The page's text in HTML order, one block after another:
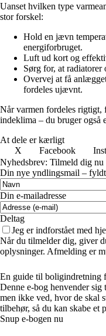
Uanset hvilken type
stor forskel:
Hold en jævn
energiforbruget.
Luft ud kort og
Sørg for, at
Overvej at få
fordeles ujævnt.
Når varmen fordeles rigtigt,
indeklima – du bruger også
At dele er kærligt
X
Facebook
Nyhedsbrev: Tilmeld dig nu
Din nye yndlingsmail –
Din e-mailadresse
Deltag
Jeg er indforstået med
Når du tilmelder dig, giver
oplysninger. Afmelding er
En guide til boligindretning
Denne e-bog henvender sig
men ikke ved, hvor de skal
tilbehør, så du kan skabe et
Snup e-bogen nu